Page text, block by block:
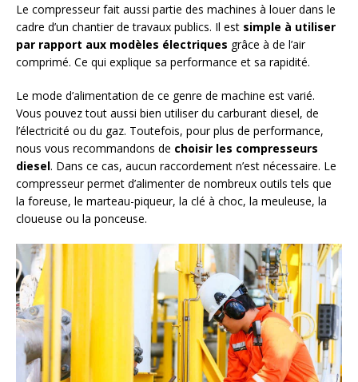
Le compresseur fait aussi partie des machines à louer dans le
cadre d’un chantier de travaux publics. Il est simple à utiliser
par rapport aux modèles électriques grâce à de l’air
comprimé. Ce qui explique sa performance et sa rapidité.
Le mode d’alimentation de ce genre de machine est varié.
Vous pouvez tout aussi bien utiliser du carburant diesel, de
l’électricité ou du gaz. Toutefois, pour plus de performance,
nous vous recommandons de choisir les compresseurs
diesel. Dans ce cas, aucun raccordement n’est nécessaire. Le
compresseur permet d’alimenter de nombreux outils tels que
la foreuse, le marteau-piqueur, la clé à choc, la meuleuse, la
cloueuse ou la ponceuse.